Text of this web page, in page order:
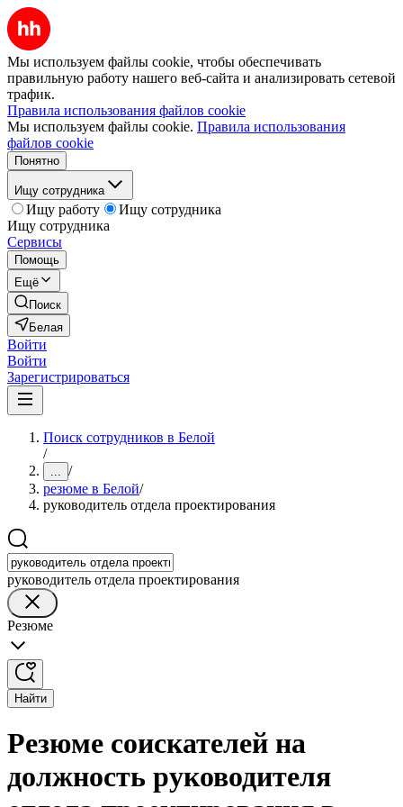
Мы используем файлы cookie, чтобы обеспечивать
правильную работу нашего веб-сайта и анализировать сетевой
трафик.
Правила использования файлов cookie
Мы используем файлы cookie. Правила использования
файлов cookie
Понятно
Ищу сотрудника
Ищу работу
Ищу сотрудника
Ищу сотрудника
Сервисы
Помощь
Ещё
Поиск
Белая
Войти
Войти
Зарегистрироваться
Поиск сотрудников в Белой
/
... /
резюме в Белой/
руководитель отдела проектирования
руководитель отдела проектирования
Резюме
Найти
Резюме соискателей на
должность руководителя